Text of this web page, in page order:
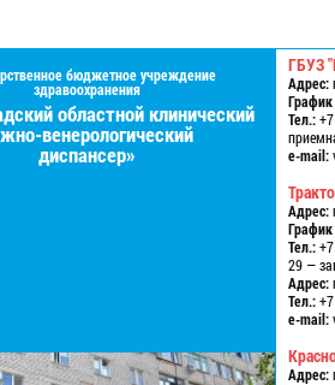
бюджетное учреждение
здравоохранения
областной клинический
венерологический
диспансер»
ГБУЗ
Адрес:
Тел.:
e-mail:
Адрес:
Тел.:
29 —
Адрес:
Тел.:
e-mail:
Адрес: